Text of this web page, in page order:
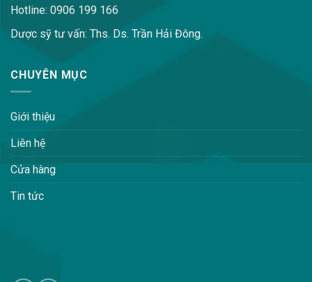
Hotline: 0906 199 166
Dược sỹ tư vấn: Ths. Ds. Trần Hải Đông.
CHUYÊN MỤC
Giới thiệu
Liên hệ
Cửa hàng
Tin tức